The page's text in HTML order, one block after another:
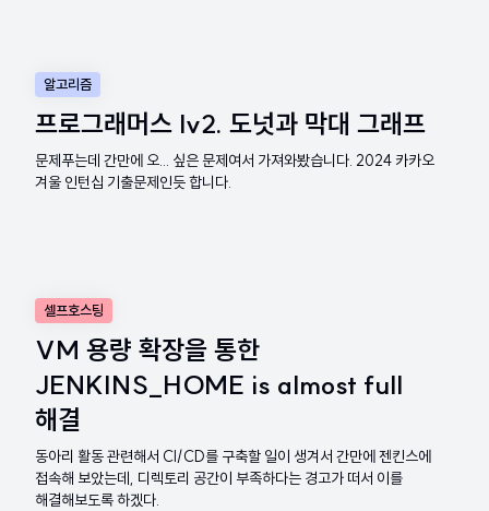
알고리즘
프로그래머스 lv2. 도넛과 막대 그래프
문제푸는데 간만에 오... 싶은 문제여서 가져와봤습니다. 2024 카카오
겨울 인턴십 기출문제인듯 합니다.
셀프호스팅
VM 용량 확장을 통한
JENKINS_HOME is almost full
해결
동아리 활동 관련해서 CI/CD를 구축할 일이 생겨서 간만에 젠킨스에
접속해 보았는데, 디렉토리 공간이 부족하다는 경고가 떠서 이를
해결해보도록 하겠다.